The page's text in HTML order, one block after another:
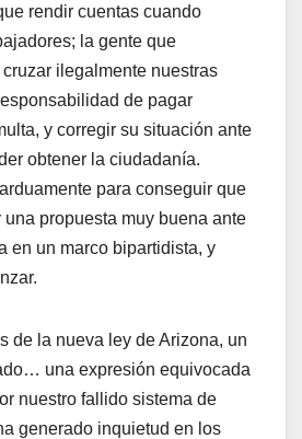
rendir cuentas cuando
la gente que
ilegalmente nuestras
de pagar
y corregir su situación ante
obtener la ciudadanía.
para conseguir que
propuesta muy buena ante
en un marco bipartidista, y
de la nueva ley de Arizona, un
una expresión equivocada
nuestro fallido sistema de
generado inquietud en los